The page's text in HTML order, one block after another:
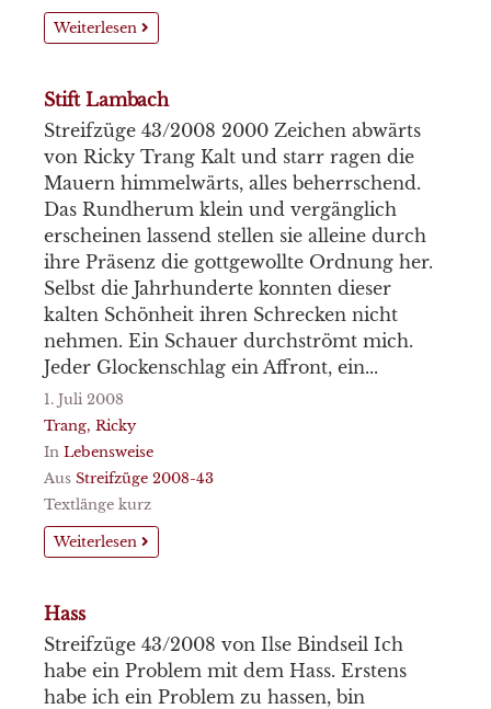
Weiterlesen
Stift Lambach
Streifzüge 43/2008 2000 Zeichen abwärts
von Ricky Trang Kalt und starr ragen die
Mauern himmelwärts, alles beherrschend.
Das Rundherum klein und vergänglich
erscheinen lassend stellen sie alleine durch
ihre Präsenz die gottgewollte Ordnung her.
Selbst die Jahrhunderte konnten dieser
kalten Schönheit ihren Schrecken nicht
nehmen. Ein Schauer durchströmt mich.
Jeder Glockenschlag ein Affront, ein...
1. Juli 2008
Trang, Ricky
In Lebensweise
Aus Streifzüge 2008-43
Textlänge kurz
Weiterlesen
Hass
Streifzüge 43/2008 von Ilse Bindseil Ich
habe ein Problem mit dem Hass. Erstens
habe ich ein Problem zu hassen, bin